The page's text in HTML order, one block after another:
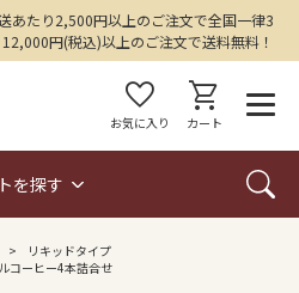
あたり2,500円以上のご注文で全国一律3
円(税込)以上のご注文で送料無料！
favorite
お気に入り
shopping_cart
カート
を探す
リキッドタイプ
コーヒー4本詰合せ